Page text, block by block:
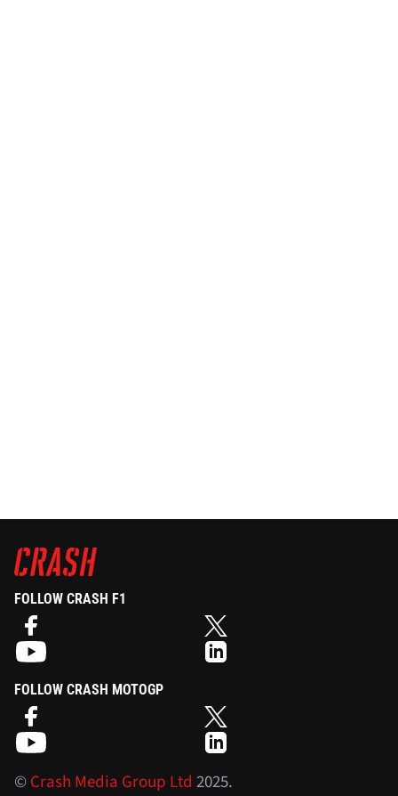
FOLLOW CRASH F1
FOLLOW CRASH MOTOGP
©Crash Media Group Ltd 2025.